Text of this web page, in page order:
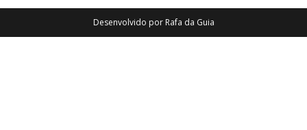
Desenvolvido por Rafa da Guia